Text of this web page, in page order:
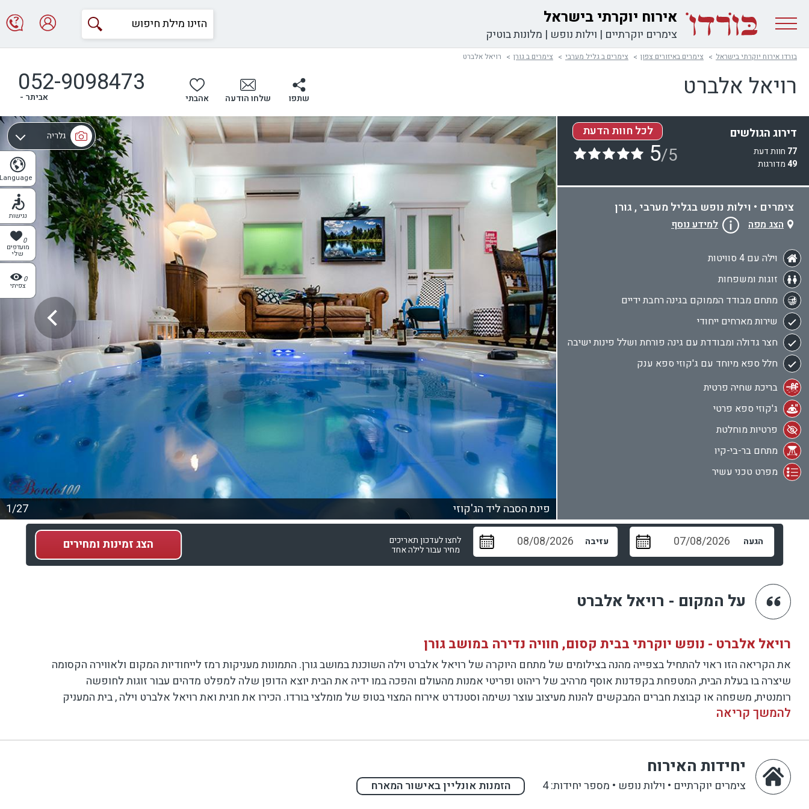
אירוח יוקרתי בישראל
צימרים יוקרתיים | וילות נופש | מלונות בוטיק
Language
נגישות
0
מועדפים
שלי
0
צפיתי
בורדו אירוח יוקרתי בישראל צימרים באיזורים צפון צימרים ב גליל מערבי צימרים ב גורן רויאל אלברט
רויאל אלברט שתפו שלחו הודעה אהבתי
052-9098473
אביתר -
גלריה
מפה
1/27 פינת הסבה ליד הג'קוזי
דירוג הגולשים
77 חוות דעת
49 מדורגות
לכל חוות הדעת
5/5
צימרים • וילות נופש בגליל מערבי , גורן
הצג מפה למידע נוסף
וילה עם 4 סוויטות
זוגות ומשפחות
מתחם מבודד הממוקם בגינה רחבת ידיים
שירות מארחים ייחודי
חצר גדולה ומבודדת עם גינה פורחת ושלל פינות ישיבה
חלל ספא מיוחד עם ג'קוזי ספא ענק
בריכת שחיה פרטית
ג'קוזי ספא פרטי
פרטיות מוחלטת
מתחם בר-בי-קיו
מפרט טכני עשיר
הגעה עזיבה לחצו לעדכון תאריכים
מחיר עבור לילה אחד הצגזמינות ומחירים
על המקום - רויאל אלברט
רויאל אלברט - נופש יוקרתי בבית קסום, חוויה נדירה במושב גורן
את הקריאה הזו ראוי להתחיל בצפייה מהנה בצילומים של מתחם היוקרה של רויאל אלברט וילה השוכנת במושב גורן. התמונות מעניקות רמז לייחודיות המקום ולאווירה הקסומה
שיצרה בו בעלת הבית, המטפחת בקפדנות אוסף מרהיב של ריהוט ופריטי אמנות מהעולם והפכה במו ידיה את הבית יוצא הדופן שלה למפלט מדהים עבור זוגות לחופשה
רומנטית, משפחה או קבוצת חברים המבקשים להנות מעיצוב עוצר נשימה וסטנדרט אירוח המצוי בטופ של מומלצי בורדו. הכירו את חגית ואת רויאל אלברט וילה , בית המעניק
משמעות עמוקה למושג "נופש יוקרתי".
מתחם פרטי בגן מטופח המוקף עצים, ערוגות פרחים ובליבו בריכה וג'קוזי ענק בסוויטה
השקט של מושב גורן הופך שקט יותר כאשר אנו נכנסים אל המתחם המבודד ,המרווח והמרשים, עטוף בצמחייה ירוקה, עשירה וגדושה המעניקה לגינה אינטימיות ושלווה. בגינה
שבליבה מצויה בריכת השחייה כיף להנות משמש הבוקר, צפים על הכורסא עם אספרסו מהביל. בחצר הגדולה ממוקמת פינת בר-בי-קיו נהדרת, אשר יחד עם המפרט הטכני
העשיר המוצע במתחם מאפשרים לייצר כאן ארוחות מושלמות ללא צורך לצאת מהבית המיוחד הזה.
להמשך קריאה
יחידות האירוח
צימרים יוקרתיים • וילות נופש • מספר יחידות: 4 הזמנות אונליין באישור המארח